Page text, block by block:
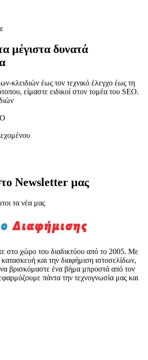
μέγιστα δυνατά
κλειδιών έως τον τεχνικό έλεγχο έως τη
είμαστε ειδικοί στον τομέα του SEO.
Newsletter μας
τα νέα μας
στο χώρο του διαδικτύου από το 2005. Με
και την διαφήμιση ιστοσελίδων,
βρισκόμαστε ένα βήμα μπροστά από τον
πάντα την τεχνογνωσία μας και